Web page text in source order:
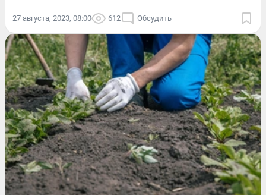
27 августа, 2023, 08:00 612 Обсудить